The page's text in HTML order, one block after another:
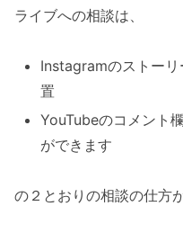
ライブへの相談は、
Instagramのストー
置
YouTubeのコメント
ができます
の２とおりの相談の仕方